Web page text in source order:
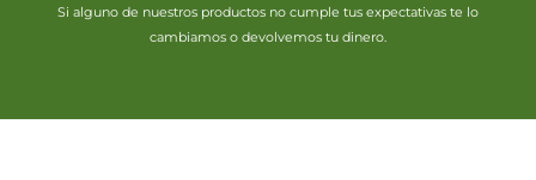
Si alguno de nuestros productos no cumple tus expectativas te lo
cambiamos o devolvemos tu dinero.